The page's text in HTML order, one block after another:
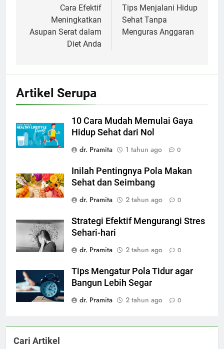
Cara Efektif
Meningkatkan
Asupan Serat dalam
Diet Anda
Tips Menjalani Hidup
Sehat Tanpa
Menguras Anggaran
Artikel Serupa
10 Cara Mudah Memulai Gaya
Hidup Sehat dari Nol
dr. Pramita
1 tahun ago 0
Inilah Pentingnya Pola Makan
Sehat dan Seimbang
dr. Pramita
2 tahun ago 0
Strategi Efektif Mengurangi Stres
Sehari-hari
dr. Pramita
2 tahun ago 0
Tips Mengatur Pola Tidur agar
Bangun Lebih Segar
dr. Pramita
2 tahun ago 0
Cari Artikel